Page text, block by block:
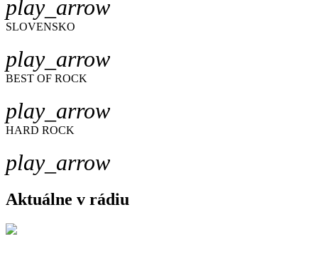
play_arrow
SLOVENSKO
play_arrow
BEST OF ROCK
play_arrow
HARD ROCK
play_arrow
Aktuálne v rádiu